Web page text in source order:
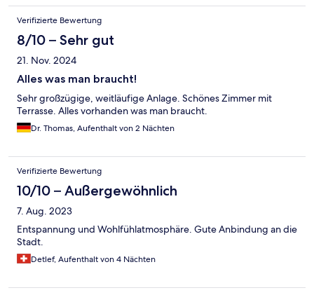
Verifizierte Bewertung
8/10 – Sehr gut
21. Nov. 2024
Alles was man braucht!
Sehr großzügige, weitläufige Anlage. Schönes Zimmer mit
Terrasse. Alles vorhanden was man braucht.
Dr. Thomas, Aufenthalt von 2 Nächten
Verifizierte Bewertung
10/10 – Außergewöhnlich
7. Aug. 2023
Entspannung und Wohlfühlatmosphäre. Gute Anbindung an die
Stadt.
Detlef, Aufenthalt von 4 Nächten